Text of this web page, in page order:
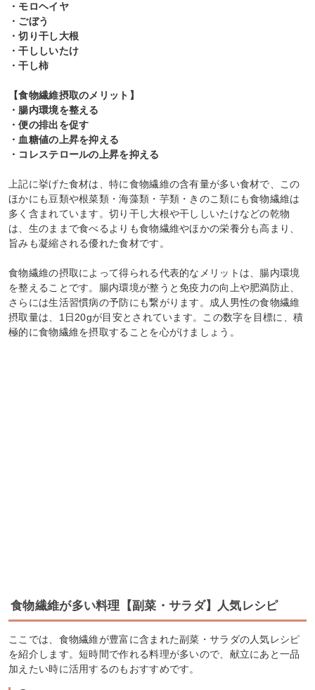
・モロヘイヤ
・ごぼう
・切り干し大根
・干ししいたけ
・干し柿
【食物繊維摂取のメリット】
・腸内環境を整える
・便の排出を促す
・血糖値の上昇を抑える
・コレステロールの上昇を抑える
上記に挙げた食材は、特に食物繊維の含有量が多い食材で、この
ほかにも豆類や根菜類・海藻類・芋類・きのこ類にも食物繊維は
多く含まれています。切り干し大根や干ししいたけなどの乾物
は、生のままで食べるよりも食物繊維やほかの栄養分も高まり、
旨みも凝縮される優れた食材です。
食物繊維の摂取によって得られる代表的なメリットは、腸内環境
を整えることです。腸内環境が整うと免疫力の向上や肥満防止、
さらには生活習慣病の予防にも繋がります。成人男性の食物繊維
摂取量は、1日20gが目安とされています。この数字を目標に、積
極的に食物繊維を摂取することを心がけましょう。
食物繊維が多い料理【副菜・サラダ】人気レシピ
ここでは、食物繊維が豊富に含まれた副菜・サラダの人気レシピ
を紹介します。短時間で作れる料理が多いので、献立にあと一品
加えたい時に活用するのもおすすめです。